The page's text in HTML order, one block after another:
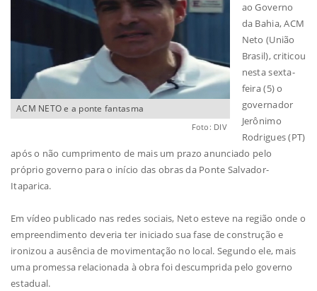
ACM NETO e a ponte fantasma
Foto: DIV
ao Governo
da Bahia, ACM
Neto (União
Brasil), criticou
nesta sexta-
feira (5) o
governador
Jerônimo
Rodrigues (PT)
após o não cumprimento de mais um prazo anunciado pelo
próprio governo para o início das obras da Ponte Salvador-
Itaparica.
Em vídeo publicado nas redes sociais, Neto esteve na região onde o
empreendimento deveria ter iniciado sua fase de construção e
ironizou a ausência de movimentação no local. Segundo ele, mais
uma promessa relacionada à obra foi descumprida pelo governo
estadual.